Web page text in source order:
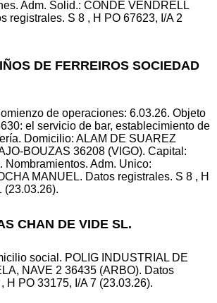
Adm. Solid.: CONDE VENDRELL
registrales. S 8 , H PO 67623, I/A 2
DE FERREIROS SOCIEDAD
de operaciones: 6.03.26. Objeto
el servicio de bar, establecimiento de
Domicilio: ALAM DE SUAREZ
BOUZAS 36208 (VIGO). Capital:
Nombramientos. Adm. Unico:
MANUEL. Datos registrales. S 8 , H
(23.03.26).
CHAN DE VIDE SL.
social. POLIG INDUSTRIAL DE
NAVE 2 36435 (ARBO). Datos
H PO 33175, I/A 7 (23.03.26).